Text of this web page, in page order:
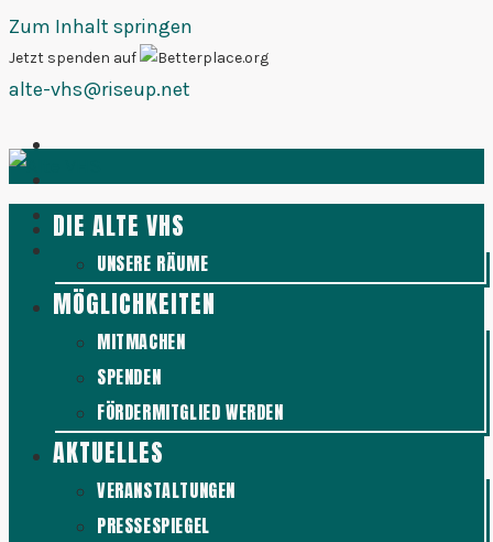
Zum Inhalt springen
Jetzt spenden auf
alte-vhs@riseup.net
DIE ALTE VHS
UNSERE RÄUME
MÖGLICHKEITEN
MITMACHEN
SPENDEN
FÖRDERMITGLIED WERDEN
AKTUELLES
VERANSTALTUNGEN
PRESSESPIEGEL